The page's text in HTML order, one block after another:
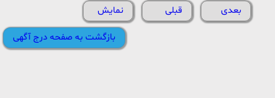
نمایش قبلی بعدی
بازگشت به صفحه درج آگهی